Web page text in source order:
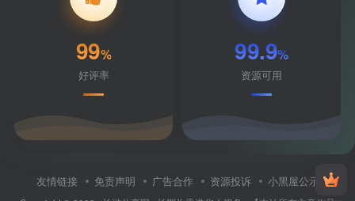
99%
好评率
99.9%
资源可用
友情链接 免责声明 广告合作 资源投诉 小黑屋公示